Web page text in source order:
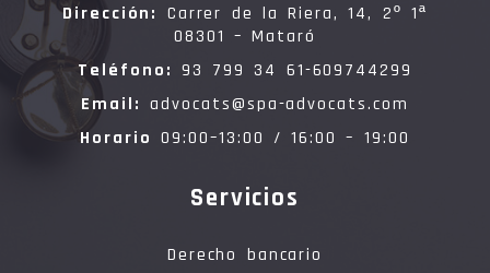
Dirección: Carrer de la Riera, 14, 2º 1ª
08301 – Mataró
Teléfono: 93 799 34 61-609744299
Email: advocats@spa-advocats.com
Horario 09:00–13:00 / 16:00 – 19:00
Servicios
Derecho bancario